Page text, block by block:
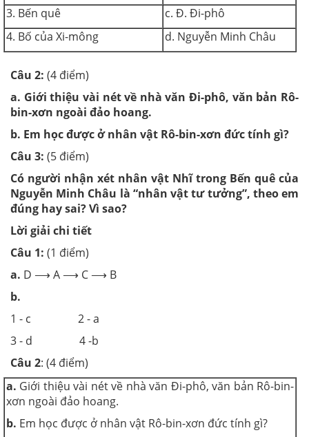
3. Bến quê
c. Đ. Đi-phô
4. Bố của Xi-mông
d. Nguyễn Minh Châu
Câu 2: (4 điểm)
a. Giới thiệu vài nét về nhà văn Đi-phô, văn bản Rô-
bin-xơn ngoài đảo hoang.
b. Em học được ở nhân vật Rô-bin-xơn đức tính gì?
Câu 3: (5 điểm)
Có người nhận xét nhân vật Nhĩ trong Bến quê của
Nguyễn Minh Châu là “nhân vật tư tưởng”, theo em
đúng hay sai? Vì sao?
Lời giải chi tiết
Câu 1: (1 điểm)
a. D ⟶ A ⟶ C ⟶ B
b.
1 - c 2 - a
3 - d 4 -b
Câu 2: (4 điểm)
a. Giới thiệu vài nét về nhà văn Đi-phô, văn bản Rô-bin-
xơn ngoài đảo hoang.
b. Em học được ở nhân vật Rô-bin-xơn đức tính gì?